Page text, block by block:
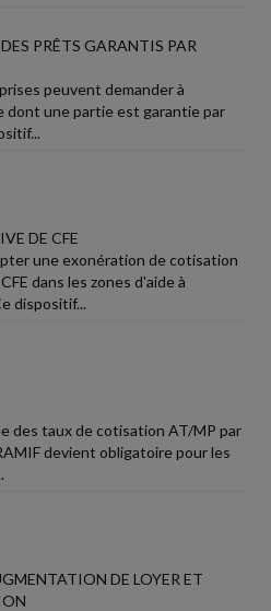
PRÊTS GARANTIS PAR
peuvent demander à
dont une partie est garantie par
DE CFE
une exonération de cotisation
dans les zones d'aide à
dispositif...
des taux de cotisation AT/MP par
devient obligatoire pour les
DE LOYER ET